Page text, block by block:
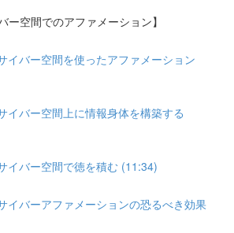
空間でのアファメーション】
バー空間を使ったアファメーション
バー空間上に情報身体を構築する
イバー空間で徳を積む (11:34)
バーアファメーションの恐るべき効果